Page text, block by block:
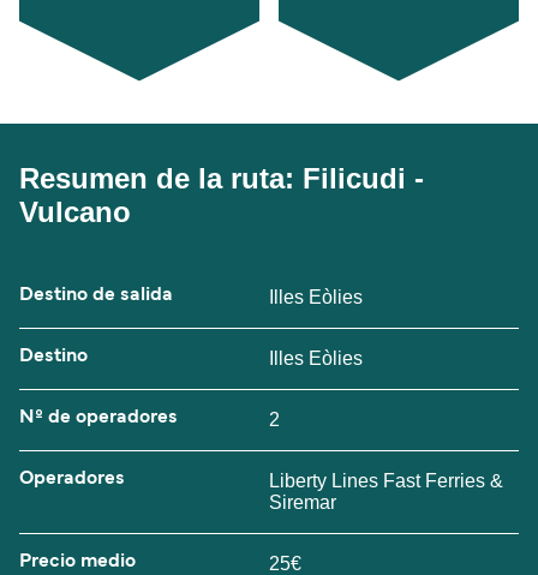
Resumen de la ruta: Filicudi -
Vulcano
Destino de salida Illes Eòlies
Destino Illes Eòlies
Nº de operadores 2
Operadores
Liberty Lines Fast Ferries &
Siremar
Precio medio 25€